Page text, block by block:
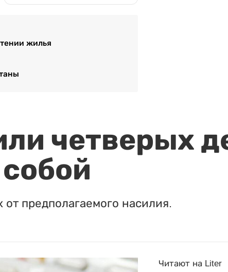
жилья
четверых
предполагаемого насилия.
Читают на Liter